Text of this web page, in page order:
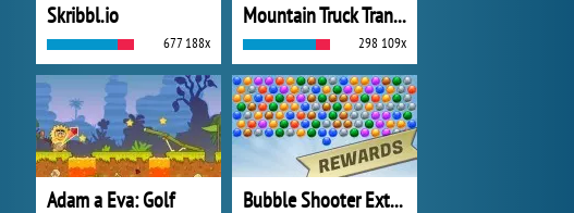
Skribbl.io
677 188x
Mountain Truck Transport
298 109x
Adam a Eva: Golf Bubble Shooter Extreme